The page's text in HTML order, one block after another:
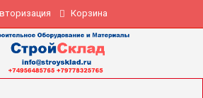
Корзина